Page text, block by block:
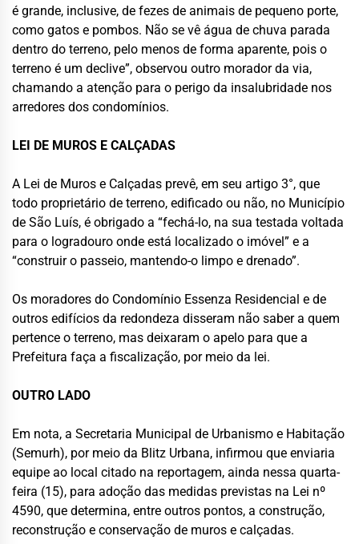
é grande, inclusive, de fezes de animais de pequeno porte,
como gatos e pombos. Não se vê água de chuva parada
dentro do terreno, pelo menos de forma aparente, pois o
terreno é um declive”, observou outro morador da via,
chamando a atenção para o perigo da insalubridade nos
arredores dos condomínios.
LEI DE MUROS E CALÇADAS
A Lei de Muros e Calçadas prevê, em seu artigo 3°, que
todo proprietário de terreno, edificado ou não, no Município
de São Luís, é obrigado a “fechá-lo, na sua testada voltada
para o logradouro onde está localizado o imóvel” e a
“construir o passeio, mantendo-o limpo e drenado”.
Os moradores do Condomínio Essenza Residencial e de
outros edifícios da redondeza disseram não saber a quem
pertence o terreno, mas deixaram o apelo para que a
Prefeitura faça a fiscalização, por meio da lei.
OUTRO LADO
Em nota, a Secretaria Municipal de Urbanismo e Habitação
(Semurh), por meio da Blitz Urbana, infirmou que enviaria
equipe ao local citado na reportagem, ainda nessa quarta-
feira (15), para adoção das medidas previstas na Lei nº
4590, que determina, entre outros pontos, a construção,
reconstrução e conservação de muros e calçadas.